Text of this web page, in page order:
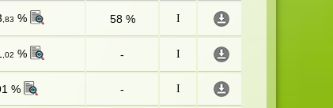
,83 % 58 % I
,02 % - I
% - I